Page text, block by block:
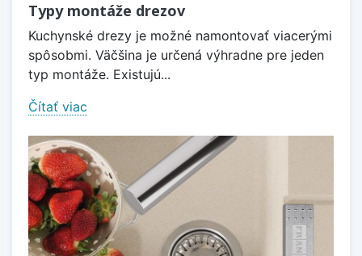
Typy montáže drezov
Kuchynské drezy je možné namontovať viacerými
spôsobmi. Väčšina je určená výhradne pre jeden
typ montáže. Existujú...
Čítať viac